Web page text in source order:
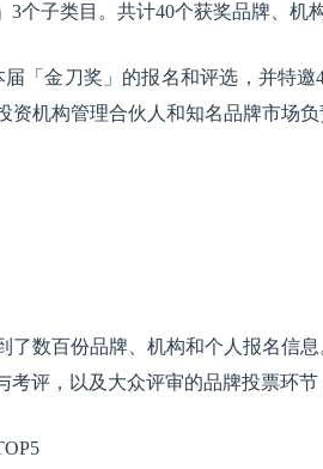
个子类目。共计40个获奖品牌、机
「金刀奖」的报名和评选，并特
资机构管理合伙人和知名品牌市场
了数百份品牌、机构和个人报名信
评，以及大众评审的品牌投票环节